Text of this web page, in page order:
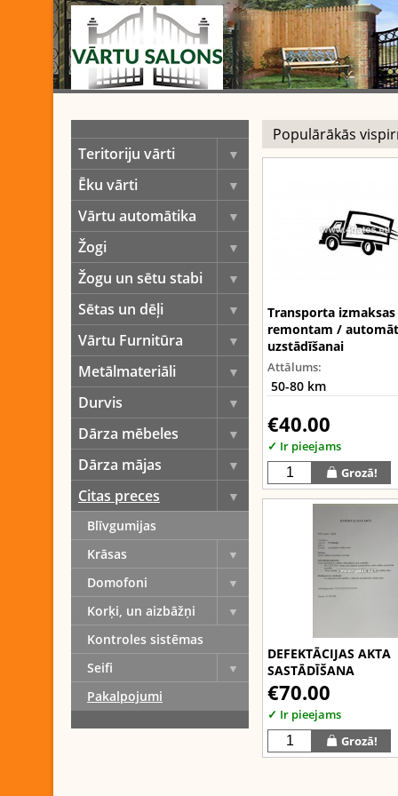
Teritoriju vārti
Ēku vārti
Vārtu automātika
Žogi
Žogu un sētu stabi
Sētas un dēļi
Vārtu Furnitūra
Metālmateriāli
Durvis
Dārza mēbeles
Dārza mājas
Citas preces
Blīvgumijas
Krāsas
Domofoni
Korķi, un aizbāžņi
Kontroles sistēmas
Seifi
Pakalpojumi
Transporta
remontam /
uzstādīšanai
Attālums:
€40.00
✓ Ir pieejams
Grozā!
DEFEKTĀCIJAS AKTA
SASTĀDĪŠANA
€70.00
✓ Ir pieejams
Grozā!